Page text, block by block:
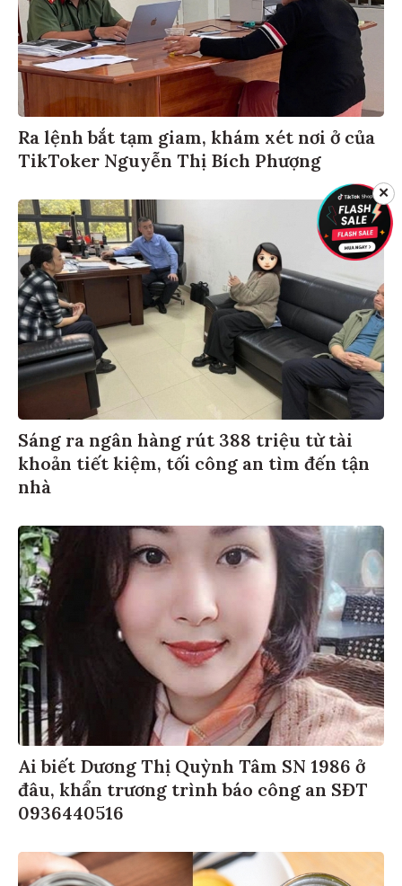
Ra lệnh bắt tạm giam, khám xét nơi ở của
TikToker Nguyễn Thị Bích Phượng
Sáng ra ngân hàng rút 388 triệu từ tài
khoản tiết kiệm, tối công an tìm đến tận
nhà
Ai biết Dương Thị Quỳnh Tâm SN 1986 ở
đâu, khẩn trương trình báo công an SĐT
0936440516
✕